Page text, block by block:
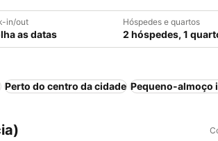
in/out
as datas
Hóspedes e quartos
2 hóspedes, 1
Perto do centro da cidade Pequeno-almoço